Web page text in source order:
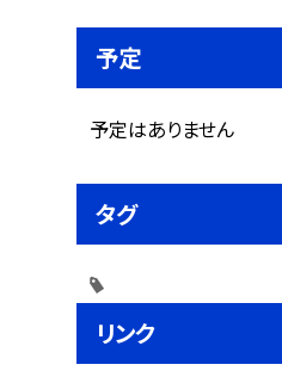
予定
予定はありません
タグ
リンク